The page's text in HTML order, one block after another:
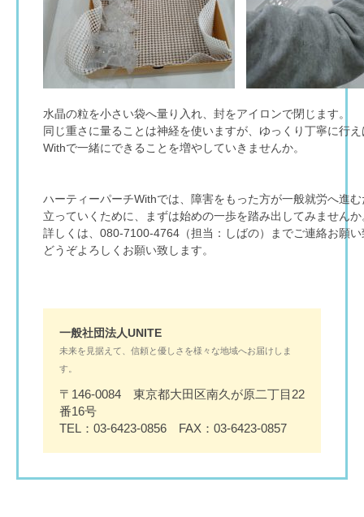
水晶の粒を小さい袋へ量り入れ、封をアイロンで閉じます。
同じ重さに量ることは神経を使いますが、ゆっくり丁寧に行
Withで一緒にできることを増やしていきませんか。
ハーティーパーチWithでは、障害をもった方が一般就労へ進
立っていくために、まずは始めの一歩を踏み出してみませんか
詳しくは、080-7100-4764（担当：しばの）までご連絡お願
どうぞよろしくお願い致します。
一般社団法人UNITE
未来を見据えて、信頼と優しさを様々な地域へお届けしま
す。
〒146-0084 東京都大田区南久が原二丁目22
番16号
TEL：03-6423-0856 FAX：03-6423-0857